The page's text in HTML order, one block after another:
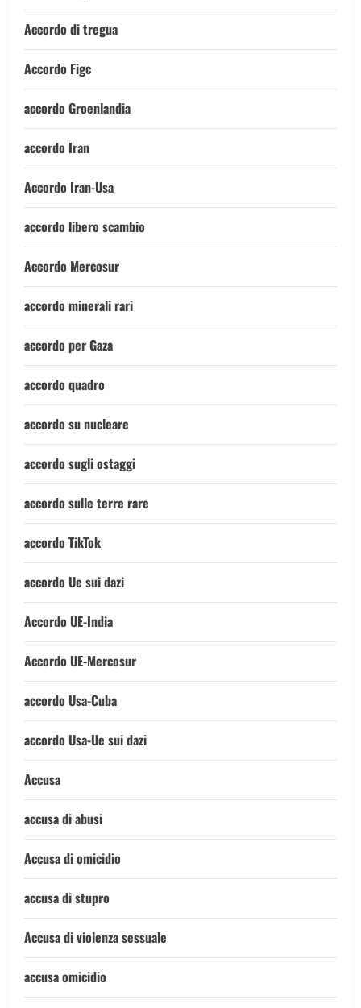
Accordo di tregua
Accordo Figc
accordo Groenlandia
accordo Iran
Accordo Iran-Usa
accordo libero scambio
Accordo Mercosur
accordo minerali rari
accordo per Gaza
accordo quadro
accordo su nucleare
accordo sugli ostaggi
accordo sulle terre rare
accordo TikTok
accordo Ue sui dazi
Accordo UE-India
Accordo UE-Mercosur
accordo Usa-Cuba
accordo Usa-Ue sui dazi
Accusa
accusa di abusi
Accusa di omicidio
accusa di stupro
Accusa di violenza sessuale
accusa omicidio